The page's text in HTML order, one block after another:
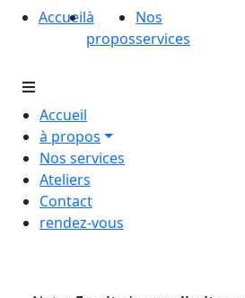
Nos
services
à
propos
Accueil
Accueil
à propos
Nos services
Ateliers
Contact
rendez-vous